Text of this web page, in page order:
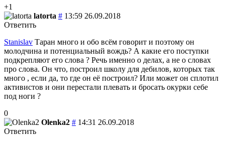
+1
latorta # 13:59 26.09.2018
Ответить
Stanislav Таран много и обо всём говорит и поэтому он
молодчина и потенциальный вождь? А какие его поступки
подкрепляют его слова ? Речь именно о делах, а не о словах
про слова. Он что, построил школу для дебилов, которых так
много , если да, то где он её построил? Или может он сплотил
активистов и они перестали плевать и бросать окурки ​себе
под ноги ?
0
Olenka2 # 14:31 26.09.2018
Ответить